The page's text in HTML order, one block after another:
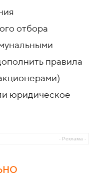
отбора
правила
юридическое
- Реклама -